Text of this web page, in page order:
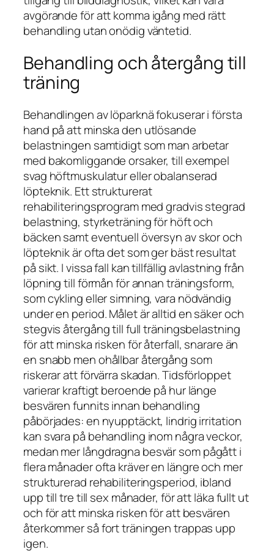
avgörande för att komma igång med rätt
behandling utan onödig väntetid.
Behandling och återgång till
träning
Behandlingen av löparknä fokuserar i första
hand på att minska den utlösande
belastningen samtidigt som man arbetar
med bakomliggande orsaker, till exempel
svag höftmuskulatur eller obalanserad
löpteknik. Ett strukturerat
rehabiliteringsprogram med gradvis stegrad
belastning, styrketräning för höft och
bäcken samt eventuell översyn av skor och
löpteknik är ofta det som ger bäst resultat
på sikt. I vissa fall kan tillfällig avlastning från
löpning till förmån för annan träningsform,
som cykling eller simning, vara nödvändig
under en period. Målet är alltid en säker och
stegvis återgång till full träningsbelastning
för att minska risken för återfall, snarare än
en snabb men ohållbar återgång som
riskerar att förvärra skadan. Tidsförloppet
varierar kraftigt beroende på hur länge
besvären funnits innan behandling
påbörjades: en nyupptäckt, lindrig irritation
kan svara på behandling inom några veckor,
medan mer långdragna besvär som pågått i
flera månader ofta kräver en längre och mer
strukturerad rehabiliteringsperiod, ibland
upp till tre till sex månader, för att läka fullt ut
och för att minska risken för att besvären
återkommer så fort träningen trappas upp
igen.